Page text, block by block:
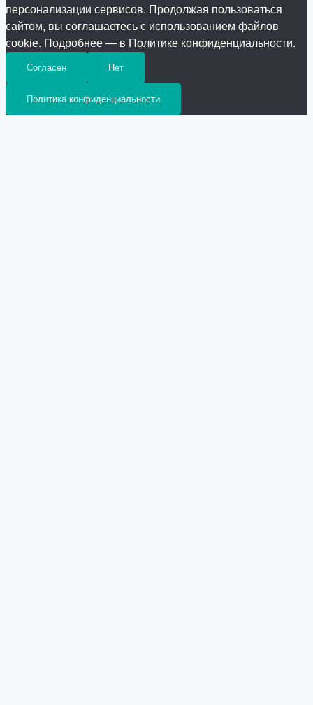
персонализации сервисов. Продолжая пользоваться
сайтом, вы соглашаетесь с использованием файлов
cookie. Подробнее — в Политике конфиденциальности.
Согласен Нет
Политика конфиденциальности